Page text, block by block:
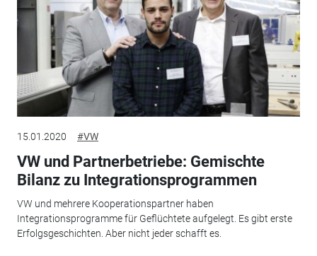
15.01.2020 #VW
VW und Partnerbetriebe: Gemischte
Bilanz zu Integrationsprogrammen
VW und mehrere Kooperationspartner haben
Integrationsprogramme für Geflüchtete aufgelegt. Es gibt erste
Erfolgsgeschichten. Aber nicht jeder schafft es.